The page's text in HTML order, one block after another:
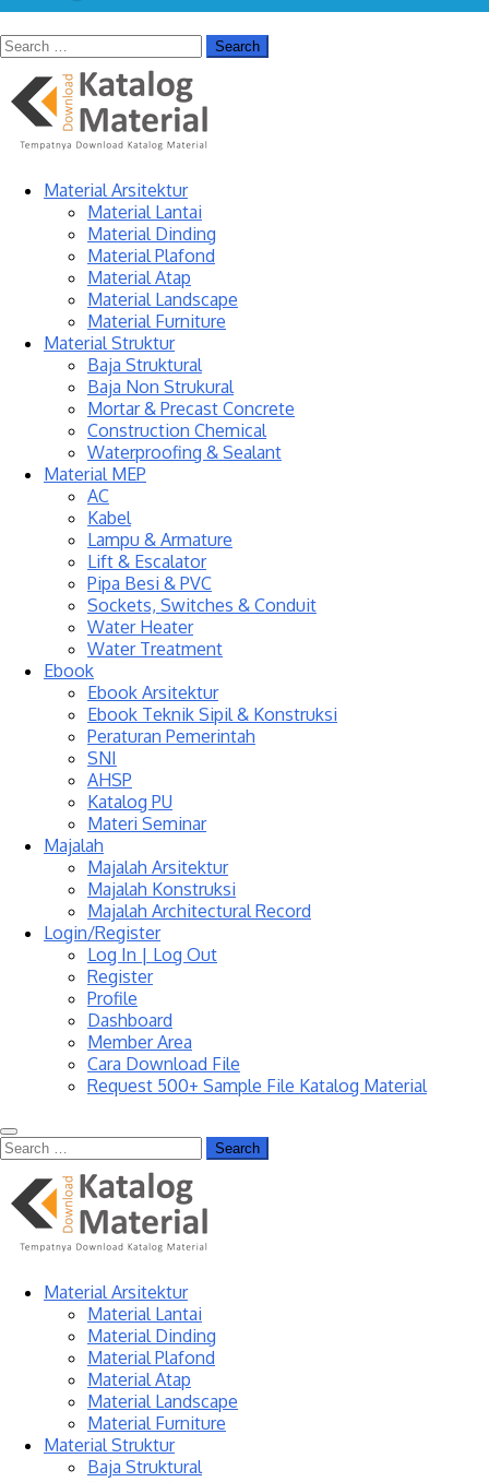
Material Arsitektur
Material Lantai
Material Dinding
Material Plafond
Material Atap
Material Landscape
Material Furniture
Material Struktur
Baja Struktural
Baja Non Strukural
Mortar & Precast Concrete
Construction Chemical
Waterproofing & Sealant
Material MEP
AC
Kabel
Lampu & Armature
Lift & Escalator
Pipa Besi & PVC
Sockets, Switches & Conduit
Water Heater
Water Treatment
Ebook
Ebook Arsitektur
Ebook Teknik Sipil & Konstruksi
Peraturan Pemerintah
SNI
AHSP
Katalog PU
Materi Seminar
Majalah
Majalah Arsitektur
Majalah Konstruksi
Majalah Architectural Record
Login/Register
Log In | Log Out
Register
Profile
Dashboard
Member Area
Cara Download File
Request 500+ Sample File Katalog Material
Material Arsitektur
Material Lantai
Material Dinding
Material Plafond
Material Atap
Material Landscape
Material Furniture
Material Struktur
Baja Struktural